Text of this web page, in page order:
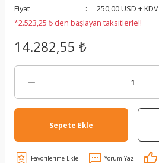
Fiyat
250,00 USD + KDV
*2.523,25 ₺ den başlayan taksitlerle!!
14.282,55 ₺
Sepete Ekle
Yorum Yaz